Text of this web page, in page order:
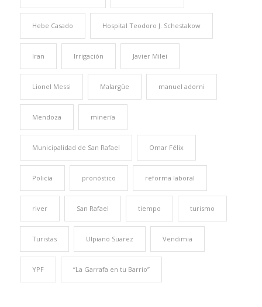
Hebe Casado Hospital Teodoro J. Schestakow
Iran Irrigación Javier Milei
Lionel Messi Malargüe manuel adorni
Mendoza minería
Municipalidad de San Rafael Omar Félix
Policía pronóstico reforma laboral
river San Rafael tiempo turismo
Turistas Ulpiano Suarez Vendimia
YPF “La Garrafa en tu Barrio”